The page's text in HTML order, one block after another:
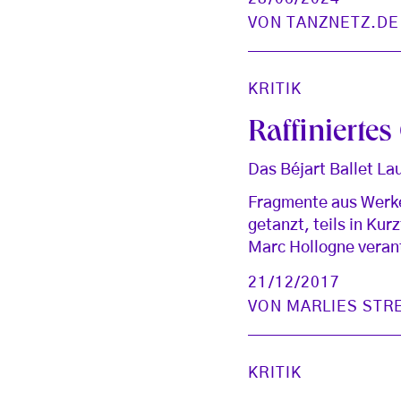
VON
KRITIK
Raffiniertes
Das Béjart Ballet
Fragmente aus
getanzt, teils in
Marc Hollogne
21/12/2017
VON
MARLIES
KRITIK